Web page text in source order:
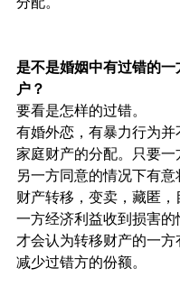
是不是婚姻中有过错的一
户？
要看是怎样的过错。
有婚外恋，有暴力行为
家庭财产的分配。只要
另一方同意的情况下有
财产转移，变卖，藏匿
一方经济利益收到损害
才会认为转移财产的一
减少过错方的份额。